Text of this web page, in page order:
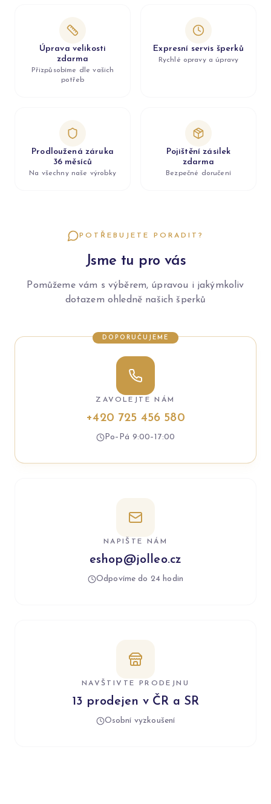
Úprava velikosti
zdarma
Přizpůsobíme dle vašich
potřeb
Expresní servis šperků
Rychlé opravy a úpravy
Prodloužená záruka
36 měsíců
Na všechny naše výrobky
Pojištění zásilek
zdarma
Bezpečné doručení
POTŘEBUJETE PORADIT?
Jsme tu pro vás
Pomůžeme vám s výběrem, úpravou i jakýmkoliv
dotazem ohledně našich šperků
DOPORUČUJEME
ZAVOLEJTE NÁM
+420 725 456 580
Po–Pá 9:00–17:00
NAPIŠTE NÁM
eshop@jolleo.cz
Odpovíme do 24 hodin
NAVŠTIVTE PRODEJNU
13 prodejen v ČR a SR
Osobní vyzkoušení